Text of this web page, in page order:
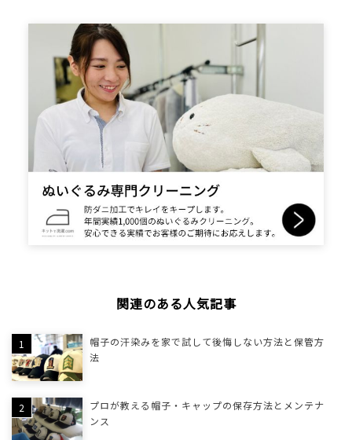
関連のある人気記事
帽子の汗染みを家で試して後悔しない方法と保管方
法
プロが教える帽子・キャップの保存方法とメンテナ
ンス